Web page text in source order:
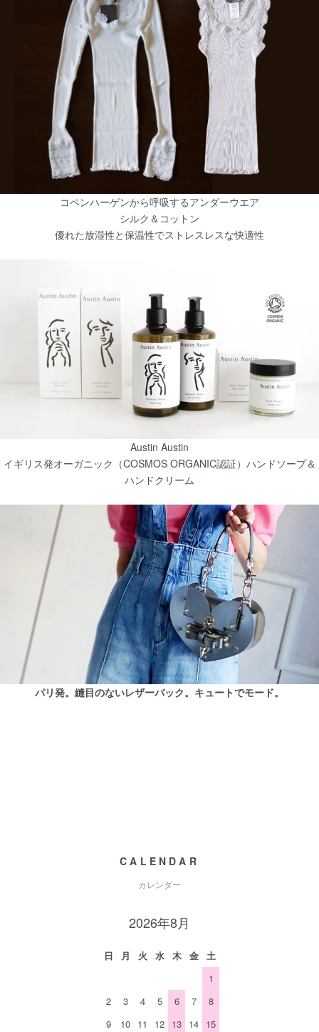
コペンハーゲンから呼吸するアンダーウエア
シルク＆コットン
優れた放湿性と保温性でストレスレスな快適性
Austin Austin
イギリス発オーガニック（COSMOS ORGANIC認証）ハンドソープ＆
ハンドクリーム
パリ発。縫目のないレザーバック。キュートでモード。
CALENDAR
カレンダー
2026年8月
日 月 火 水 木 金
土
1
2
3 4 5 6 7
8
9
10 11 12 13 14 15